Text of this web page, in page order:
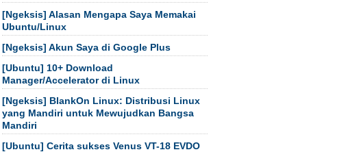
[Ngeksis] Alasan Mengapa Saya Memakai
Ubuntu/Linux
[Ngeksis] Akun Saya di Google Plus
[Ubuntu] 10+ Download
Manager/Accelerator di Linux
[Ngeksis] BlankOn Linux: Distribusi Linux
yang Mandiri untuk Mewujudkan Bangsa
Mandiri
[Ubuntu] Cerita sukses Venus VT-18 EVDO